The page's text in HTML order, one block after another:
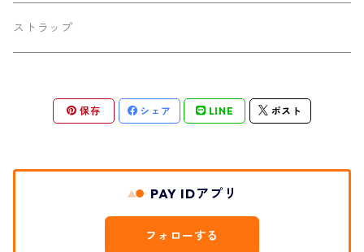
ストラップ
保存 シェア LINE ポスト
PAY IDアプリ
フォローする